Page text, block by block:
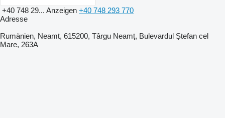
+40 748 29... Anzeigen +40 748 293 770
Adresse
Rumänien, Neamt, 615200, Târgu Neamț, Bulevardul Ștefan cel
Mare, 263A